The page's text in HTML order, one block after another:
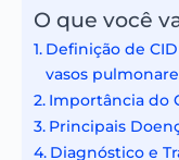
O que você
Definição de
vasos
Importância do
Principais
Diagnóstico e